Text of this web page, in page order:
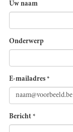
Uw naam
Onderwerp
E-mailadres *
Bericht *